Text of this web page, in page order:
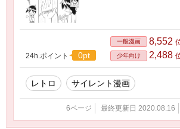
24h.ポイント 0pt
一般漫画 8,552
少年向け 2,488
レトロ サイレント漫画
6ページ 最終更新日 2020.08.16